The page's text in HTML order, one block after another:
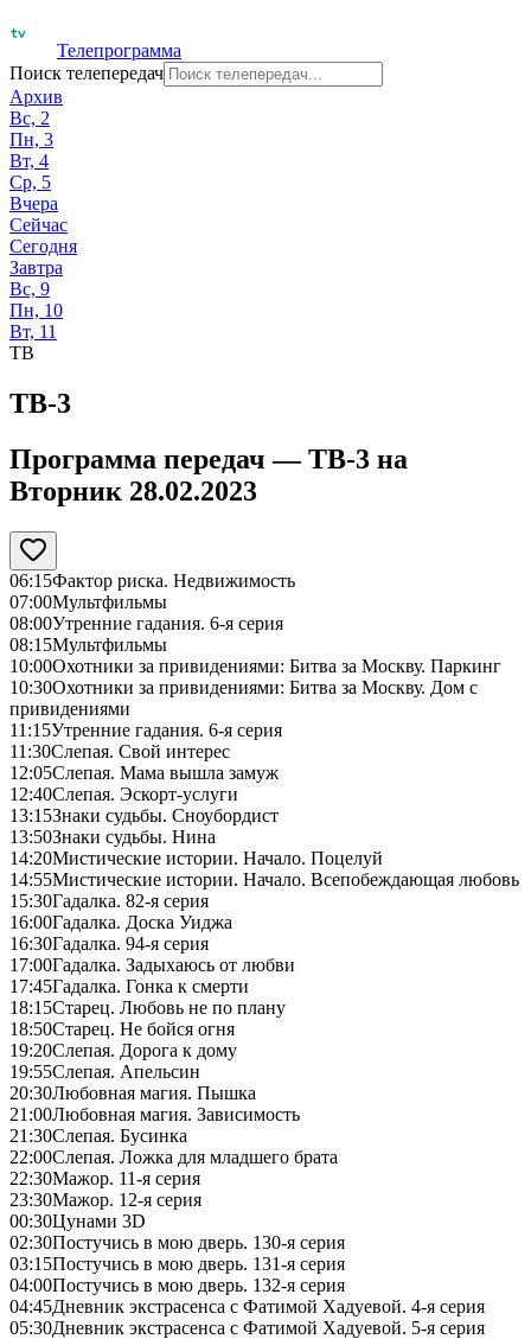
Телепрограмма
Поиск телепередач
Архив
Вс, 2
Пн, 3
Вт, 4
Ср, 5
Вчера
Сейчас
Сегодня
Завтра
Вс, 9
Пн, 10
Вт, 11
ТВ
ТВ-3
Программа передач —ТВ-3 на
Вторник 28.02.2023
06:15Фактор риска. Недвижимость
07:00Мультфильмы
08:00Утренние гадания. 6-я серия
08:15Мультфильмы
10:00Охотники за привидениями: Битва за Москву. Паркинг
10:30Охотники за привидениями: Битва за Москву. Дом с
привидениями
11:15Утренние гадания. 6-я серия
11:30Слепая. Свой интерес
12:05Слепая. Мама вышла замуж
12:40Слепая. Эскорт-услуги
13:15Знаки судьбы. Сноубордист
13:50Знаки судьбы. Нина
14:20Мистические истории. Начало. Поцелуй
14:55Мистические истории. Начало. Всепобеждающая любовь
15:30Гадалка. 82-я серия
16:00Гадалка. Доска Уиджа
16:30Гадалка. 94-я серия
17:00Гадалка. Задыхаюсь от любви
17:45Гадалка. Гонка к смерти
18:15Старец. Любовь не по плану
18:50Старец. Не бойся огня
19:20Слепая. Дорога к дому
19:55Слепая. Апельсин
20:30Любовная магия. Пышка
21:00Любовная магия. Зависимость
21:30Слепая. Бусинка
22:00Слепая. Ложка для младшего брата
22:30Мажор. 11-я серия
23:30Мажор. 12-я серия
00:30Цунами 3D
02:30Постучись в мою дверь. 130-я серия
03:15Постучись в мою дверь. 131-я серия
04:00Постучись в мою дверь. 132-я серия
04:45Дневник экстрасенса с Фатимой Хадуевой. 4-я серия
05:30Дневник экстрасенса с Фатимой Хадуевой. 5-я серия